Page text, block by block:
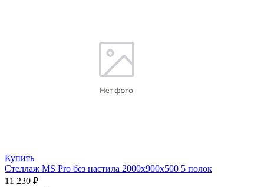
Купить
Стеллаж MS Pro без настила 2000х900x500 5 полок
11 230 ₽